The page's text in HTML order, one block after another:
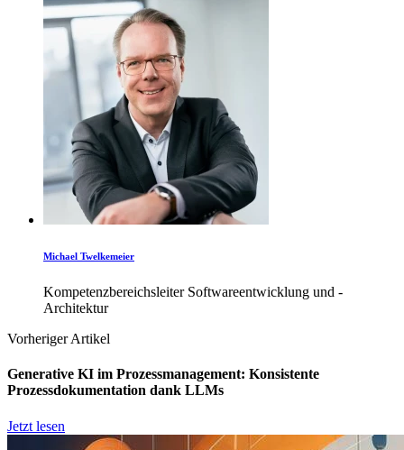
Michael Twelkemeier
Kompetenzbereichsleiter Softwareentwicklung und -
Architektur
Vorheriger Artikel
Generative KI im Prozessmanagement: Konsistente
Prozessdokumentation dank LLMs
Jetzt lesen